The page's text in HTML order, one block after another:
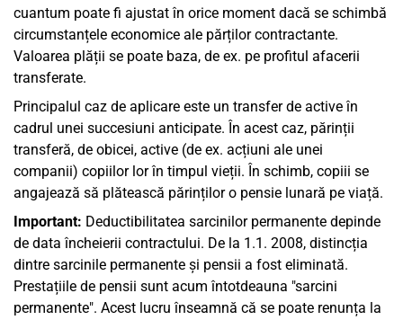
cuantum poate fi ajustat în orice moment dacă se schimbă
circumstanțele economice ale părților contractante.
Valoarea plății se poate baza, de ex. pe profitul afacerii
transferate.
Principalul caz de aplicare este un transfer de active în
cadrul unei succesiuni anticipate. În acest caz, părinții
transferă, de obicei, active (de ex. acțiuni ale unei
companii) copiilor lor în timpul vieții. În schimb, copiii se
angajează să plătească părinților o pensie lunară pe viață.
Important: Deductibilitatea sarcinilor permanente depinde
de data încheierii contractului. De la 1.1. 2008, distincția
dintre sarcinile permanente și pensii a fost eliminată.
Prestațiile de pensii sunt acum întotdeauna "sarcini
permanente". Acest lucru înseamnă că se poate renunța la